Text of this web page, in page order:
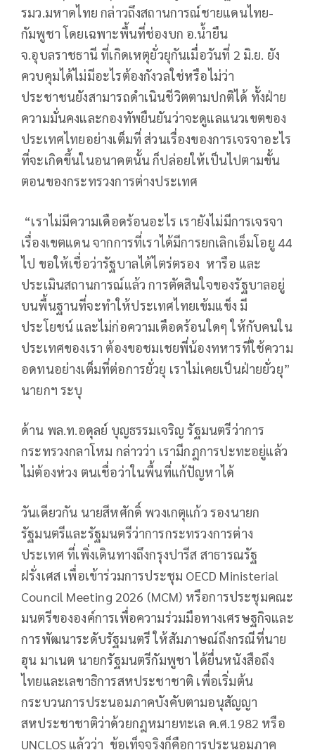
รมว.มหาดไทย กล่าวถึงสถานการณ์ชายแดนไทย-
กัมพูชา โดยเฉพาะพื้นที่ช่องบก อ.น้ำยืน
จ.อุบลราชธานี ที่เกิดเหตุยั่วยุกันเมื่อวันที่ 2 มิ.ย. ยัง
ควบคุมได้ไม่มีอะไรต้องกังวลใช่หรือไม่ว่า
ประชาชนยังสามารถดำเนินชีวิตตามปกติได้ ทั้งฝ่าย
ความมั่นคงและกองทัพยืนยันว่าจะดูแลแนวเขตของ
ประเทศไทยอย่างเต็มที่ ส่วนเรื่องของการเจรจาอะไร
ที่จะเกิดขึ้นในอนาคตนั้น ก็ปล่อยให้เป็นไปตามขั้น
ตอนของกระทรวงการต่างประเทศ
“เราไม่มีความเดือดร้อนอะไร เรายังไม่มีการเจรจา
เรื่องเขตแดน จากการที่เราได้มีการยกเลิกเอ็มโอยู 44
ไป ขอให้เชื่อว่ารัฐบาลได้ไตร่ตรอง หารือ และ
ประเมินสถานการณ์แล้ว การตัดสินใจของรัฐบาลอยู่
บนพื้นฐานที่จะทำให้ประเทศไทยเข้มแข็ง มี
ประโยชน์ และไม่ก่อความเดือดร้อนใดๆ ให้กับคนใน
ประเทศของเรา ต้องขอชมเชยพี่น้องทหารที่ใช้ความ
อดทนอย่างเต็มที่ต่อการยั่วยุ เราไม่เคยเป็นฝ่ายยั่วยุ”
นายกฯ ระบุ
ด้าน พล.ท.อดุลย์ บุญธรรมเจริญ รัฐมนตรีว่าการ
กระทรวงกลาโหม กล่าวว่า เรามีกฎการปะทะอยู่แล้ว
ไม่ต้องห่วง ตนเชื่อว่าในพื้นที่แก้ปัญหาได้
วันเดียวกัน นายสีหศักดิ์ พวงเกตุแก้ว รองนายก
รัฐมนตรีและรัฐมนตรีว่าการกระทรวงการต่าง
ประเทศ ที่เพิ่งเดินทางถึงกรุงปารีส สาธารณรัฐ
ฝรั่งเศส เพื่อเข้าร่วมการประชุม OECD Ministerial
Council Meeting 2026 (MCM) หรือการประชุมคณะ
มนตรีขององค์การเพื่อความร่วมมือทางเศรษฐกิจและ
การพัฒนาระดับรัฐมนตรี ให้สัมภาษณ์ถึงกรณีที่นาย
ฮุน มาเนต นายกรัฐมนตรีกัมพูชา ได้ยื่นหนังสือถึง
ไทยและเลขาธิการสหประชาชาติ เพื่อเริ่มต้น
กระบวนการประนอมภาคบังคับตามอนุสัญญา
สหประชาชาติว่าด้วยกฎหมายทะเล ค.ศ.1982 หรือ
UNCLOS แล้วว่า ข้อเท็จจริงก็คือการประนอมภาค